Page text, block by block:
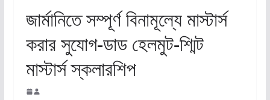
জার্মানিতে সম্পূর্ণ বিনামূল্যে মাস্টার্স
করার সুযোগ-ডাড হেলমুট-শ্মিট
মাস্টার্স স্কলারশিপ